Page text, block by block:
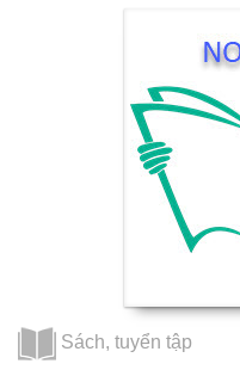
Sách, tuyển tập